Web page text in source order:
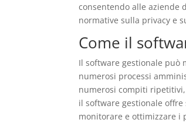
consentendo alle aziende
normative sulla privacy e
Come il
Il software gestionale può
numerosi processi
numerosi compiti
il software gestionale
monitorare e ottimizzare i